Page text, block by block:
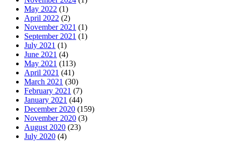
May 2022 (1)
April 2022 (2)
November 2021 (1)
September 2021 (1)
July 2021 (1)
June 2021 (4)
May 2021 (113)
April 2021 (41)
March 2021 (30)
February 2021 (7)
January 2021 (44)
December 2020 (159)
November 2020 (3)
August 2020 (23)
July 2020 (4)